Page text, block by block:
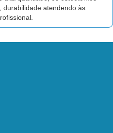
durabilidade atendendo às